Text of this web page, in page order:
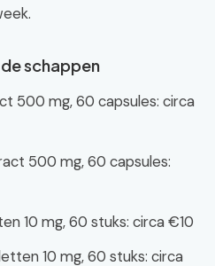
schappen
500 mg, 60 capsules: circa
500 mg, 60 capsules:
10 mg, 60 stuks: circa €10
10 mg, 60 stuks: circa